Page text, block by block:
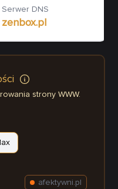
Serwer DNS
zenbox.pl
strony WWW.
afektywni.pl